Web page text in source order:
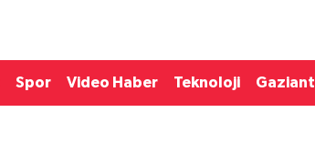
Spor Video Haber Teknoloji